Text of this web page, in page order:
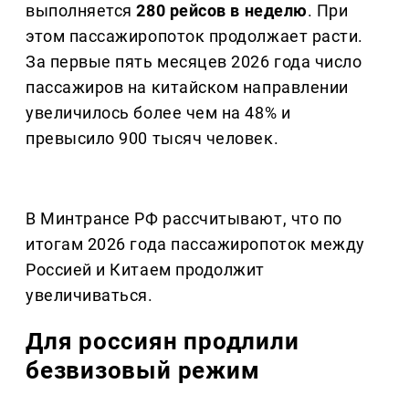
выполняется280 рейсов в неделю. При
этом пассажиропоток продолжает расти.
За первые пять месяцев 2026 года число
пассажиров на китайском направлении
увеличилось более чем на 48% и
превысило 900 тысяч человек.
В Минтрансе РФ рассчитывают, что по
итогам 2026 года пассажиропоток между
Россией и Китаем продолжит
увеличиваться.
Для россиян продлили
безвизовый режим